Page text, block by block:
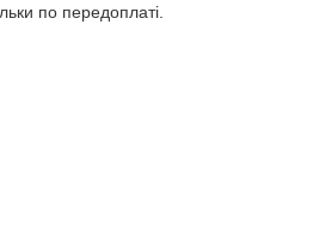
по передоплаті.